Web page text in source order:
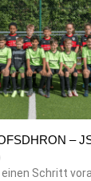
–
Schritt